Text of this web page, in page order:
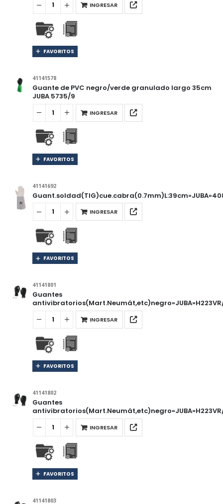
INGRESAR
FAVORITOS
41141578
Guante de PVC negro/verde granulado largo 35cm
JUBA 5735/9
INGRESAR
FAVORITOS
41141692
INGRESAR
FAVORITOS
41141801
Guantes
INGRESAR
FAVORITOS
41141802
Guantes
INGRESAR
FAVORITOS
41141803